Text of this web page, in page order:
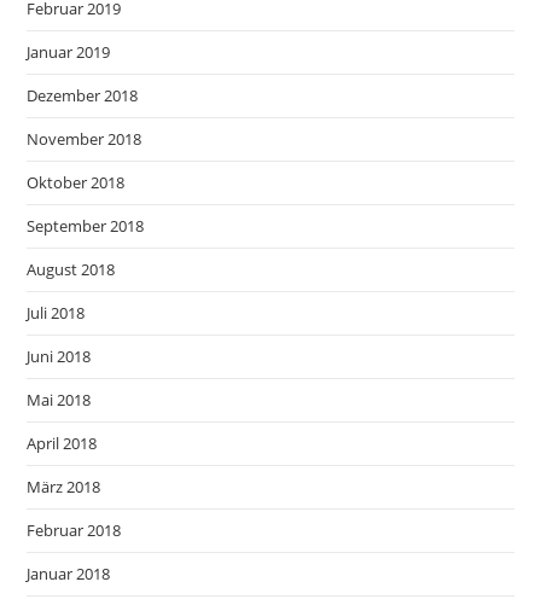
Februar 2019
Januar 2019
Dezember 2018
November 2018
Oktober 2018
September 2018
August 2018
Juli 2018
Juni 2018
Mai 2018
April 2018
März 2018
Februar 2018
Januar 2018